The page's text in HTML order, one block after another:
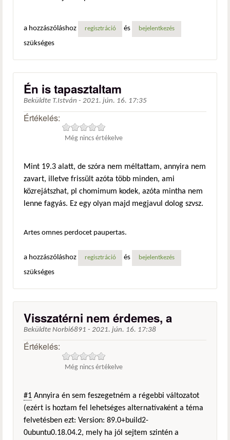
a hozzászóláshoz regisztráció és bejelentkezés
szükséges
Én is tapasztaltam
Beküldte T.István - 2021. jún. 16. 17:35
Értékelés:
Még nincs értékelve
Mint 19.3 alatt, de szóra nem méltattam, annyira nem
zavart, illetve frissült azóta több minden, ami
közrejátszhat, pl chomimum kodek, azóta mintha nem
lenne fagyás. Ez egy olyan majd megjavul dolog szvsz.
Artes omnes perdocet paupertas.
a hozzászóláshoz regisztráció és bejelentkezés
szükséges
Visszatérni nem érdemes, a
Beküldte Norbi6891 - 2021. jún. 16. 17:38
Értékelés:
Még nincs értékelve
#1 Annyira én sem feszegetném a régebbi változatot
(ezért is hoztam fel lehetséges alternatívaként a téma
felvetésben ezt: Version: 89.0+build2-
0ubuntu0.18.04.2, mely ha jól sejtem szintén a